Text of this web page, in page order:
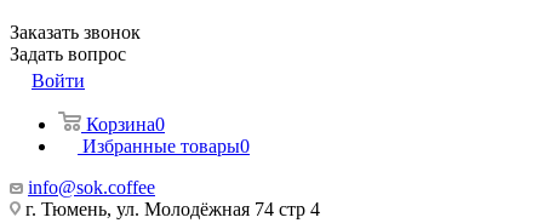
Заказать звонок
Задать вопрос
Войти
Корзина0
Избранные товары0
info@sok.coffee
г. Тюмень, ул. Молодёжная 74 стр 4